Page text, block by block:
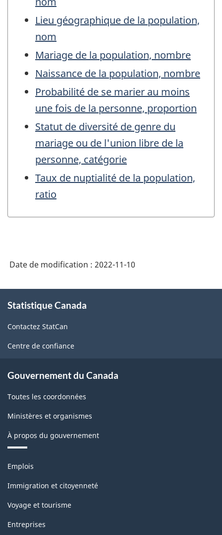
Lieu géographique de la population,
nom
Mariage de la population, nombre
Naissance de la population, nombre
Probabilité de se marier au moins
une fois de la personne, proportion
Statut de diversité de genre du
mariage ou de l'union libre de la
personne, catégorie
Taux de nuptialité de la population,
ratio
Date de modification : 2022-11-10
propos
ce
site
Statistique Canada
Contactez StatCan
Centre de confiance
Gouvernement du Canada
Toutes les coordonnées
Ministères et organismes
À propos du gouvernement
Thèmes
sujets
Emplois
Immigration et citoyenneté
Voyage et tourisme
Entreprises